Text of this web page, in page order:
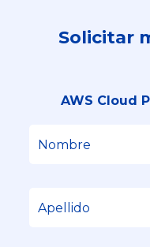
Solicitar
AWS Cloud